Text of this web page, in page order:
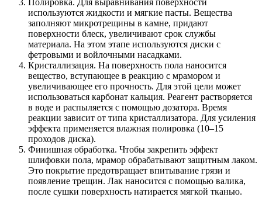
Полировка. Для выравнивания поверхности
используются жидкости и мягкие пасты. Вещества
заполняют микротрещины в камне, придают
поверхности блеск, увеличивают срок службы
материала. На этом этапе используются диски с
фетровыми и войлочными насадками.
Кристаллизация. На поверхность пола наносится
вещество, вступающее в реакцию с мрамором и
увеличивающее его прочность. Для этой цели может
использоваться карбонат кальция. Реагент растворяется
в воде и распыляется с помощью дозатора. Время
реакции зависит от типа кристаллизатора. Для усиления
эффекта применяется влажная полировка (10–15
проходов диска).
Финишная обработка. Чтобы закрепить эффект
шлифовки пола, мрамор обрабатывают защитным лаком.
Это покрытие предотвращает впитывание грязи и
появление трещин. Лак наносится с помощью валика,
после сушки поверхность натирается мягкой тканью.